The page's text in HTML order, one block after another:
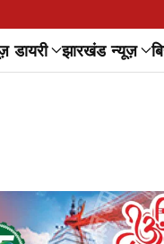
डायरी झारखंड न्यूज़